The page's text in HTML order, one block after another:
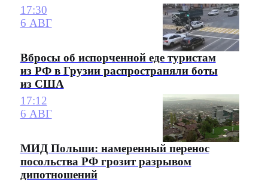
17:30
6 АВГ
Вбросы об испорченной еде туристам
из РФ в Грузии распространяли боты
из США
17:12
6 АВГ
МИД Польши: намеренный перенос
посольства РФ грозит разрывом
дипотношений